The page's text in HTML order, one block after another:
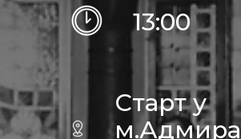
13:00
Старт у